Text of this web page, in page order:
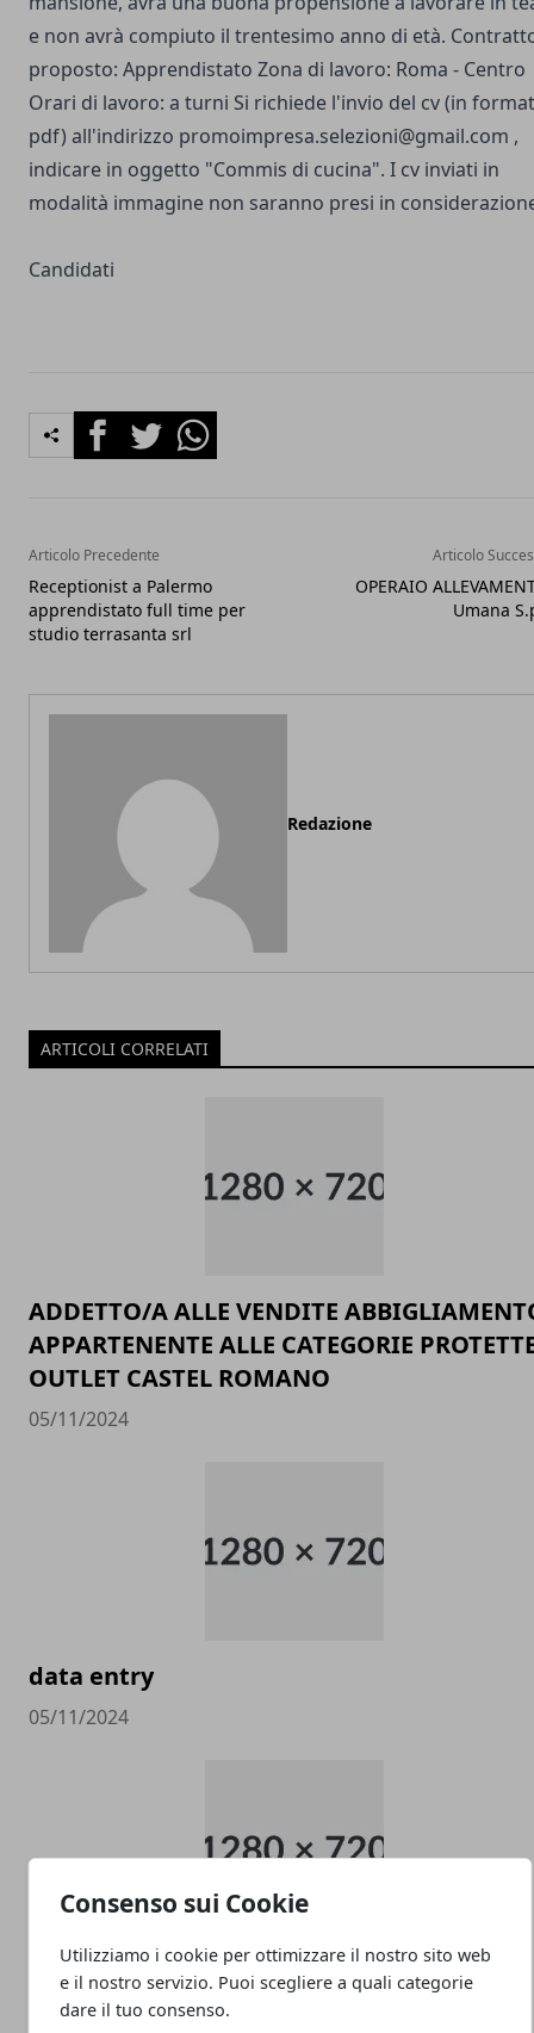
Consenso sui Cookie
Utilizziamo i cookie per ottimizzare il nostro sito web
e il nostro servizio. Puoi scegliere a quali categorie
dare il tuo consenso.
e non avrà compiuto il trentesimo anno di età.
proposto: Apprendistato Zona di lavoro: Roma - Centro
Orari di lavoro: a turni Si richiede l'invio del cv (in
pdf) all'indirizzo promoimpresa.selezioni@gmail.com ,
indicare in oggetto "Commis di cucina". I cv inviati in
modalità immagine non saranno presi in
Candidati
FacebookTwitterWhatsapp
Articolo Precedente
Receptionist a Palermo
apprendistato full time per
studio terrasanta srl
Articolo
OPERAIO
Umana
Redazione
ARTICOLI CORRELATI
ADDETTO/A ALLE VENDITE
APPARTENENTE ALLE CATEGORIE
OUTLET CASTEL ROMANO
05/11/2024
data entry
05/11/2024
PULITORE COORDINATORE
05/11/2024